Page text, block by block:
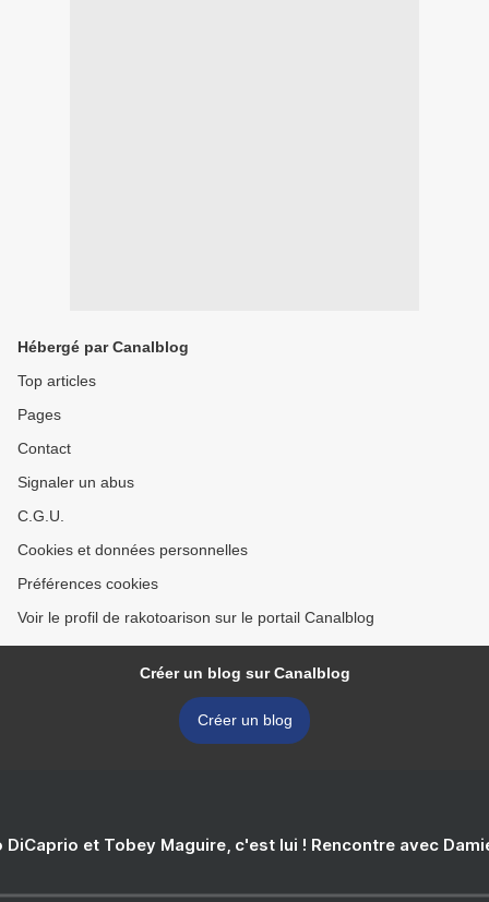
Hébergé par Canalblog
Top articles
Pages
Contact
Signaler un abus
C.G.U.
Cookies et données personnelles
Préférences cookies
Voir le profil de rakotoarison sur le portail Canalblog
Créer un blog sur Canalblog
Créer un blog
DiCaprio et Tobey Maguire, c'est lui ! Rencontre avec